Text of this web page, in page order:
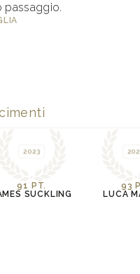
passaggio.
2023
91 PT.
SUCKLING
93
LUCA